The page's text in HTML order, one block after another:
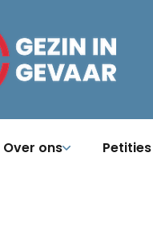
Over ons Petities